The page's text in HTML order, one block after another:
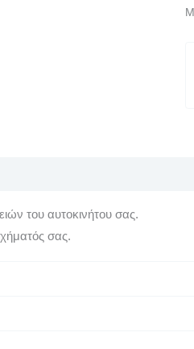
του αυτοκινήτου σας.
σας.